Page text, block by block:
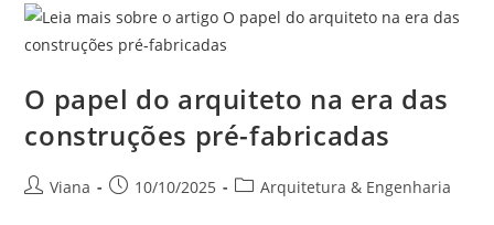
O papel do arquiteto na era das
construções pré-fabricadas
Viana 10/10/2025 Arquitetura & Engenharia